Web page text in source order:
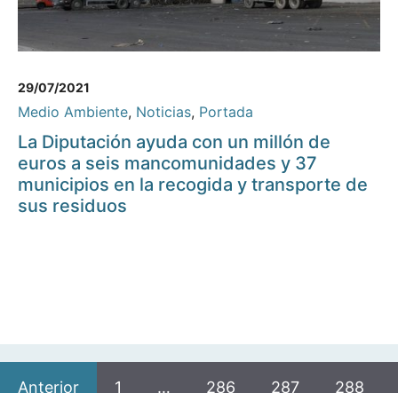
29/07/2021
Medio Ambiente, Noticias, Portada
La Diputación ayuda con un millón de
euros a seis mancomunidades y 37
municipios en la recogida y transporte de
sus residuos
Anterior 1 … 286 287 288